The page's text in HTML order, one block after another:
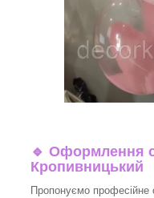
🔹 Оформлення
Кропивницький
Пропонуємо